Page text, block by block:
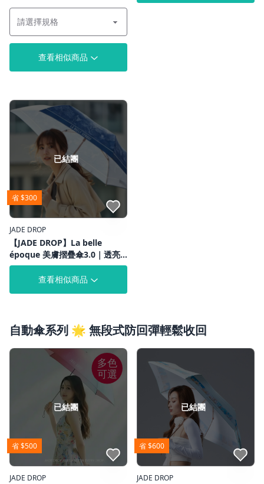
查看相似商品
省 $300
已結團
點我收藏
JADE DROP
【JADE DROP】La belle
époque 美膚摺疊傘3.0｜透亮
感通勤｜UPF1000+｜專利光學
查看相似商品
自動傘系列 🌟 無段式防回彈輕鬆收回
省 $500
多色
可選
已結團
點我收藏
JADE DROP
省 $600
已結團
JADE DROP